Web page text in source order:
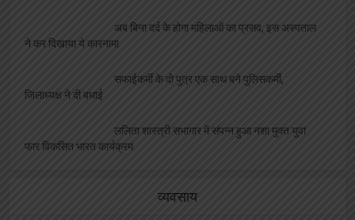
अब बिना दर्द के होगा महिलाओं का प्रसव, इस अस्पताल
ने कर दिखाया ये कारनामा
सफाईकर्मी के दो पुत्र एक साथ बने पुलिसकर्मी,
जिलाध्यक्ष ने दी बधाई
ललिता शास्त्री सभागार में संपन्न हुआ नशा मुक्त युवा
फार विकसित भारत कार्यक्रम
व्यवसाय